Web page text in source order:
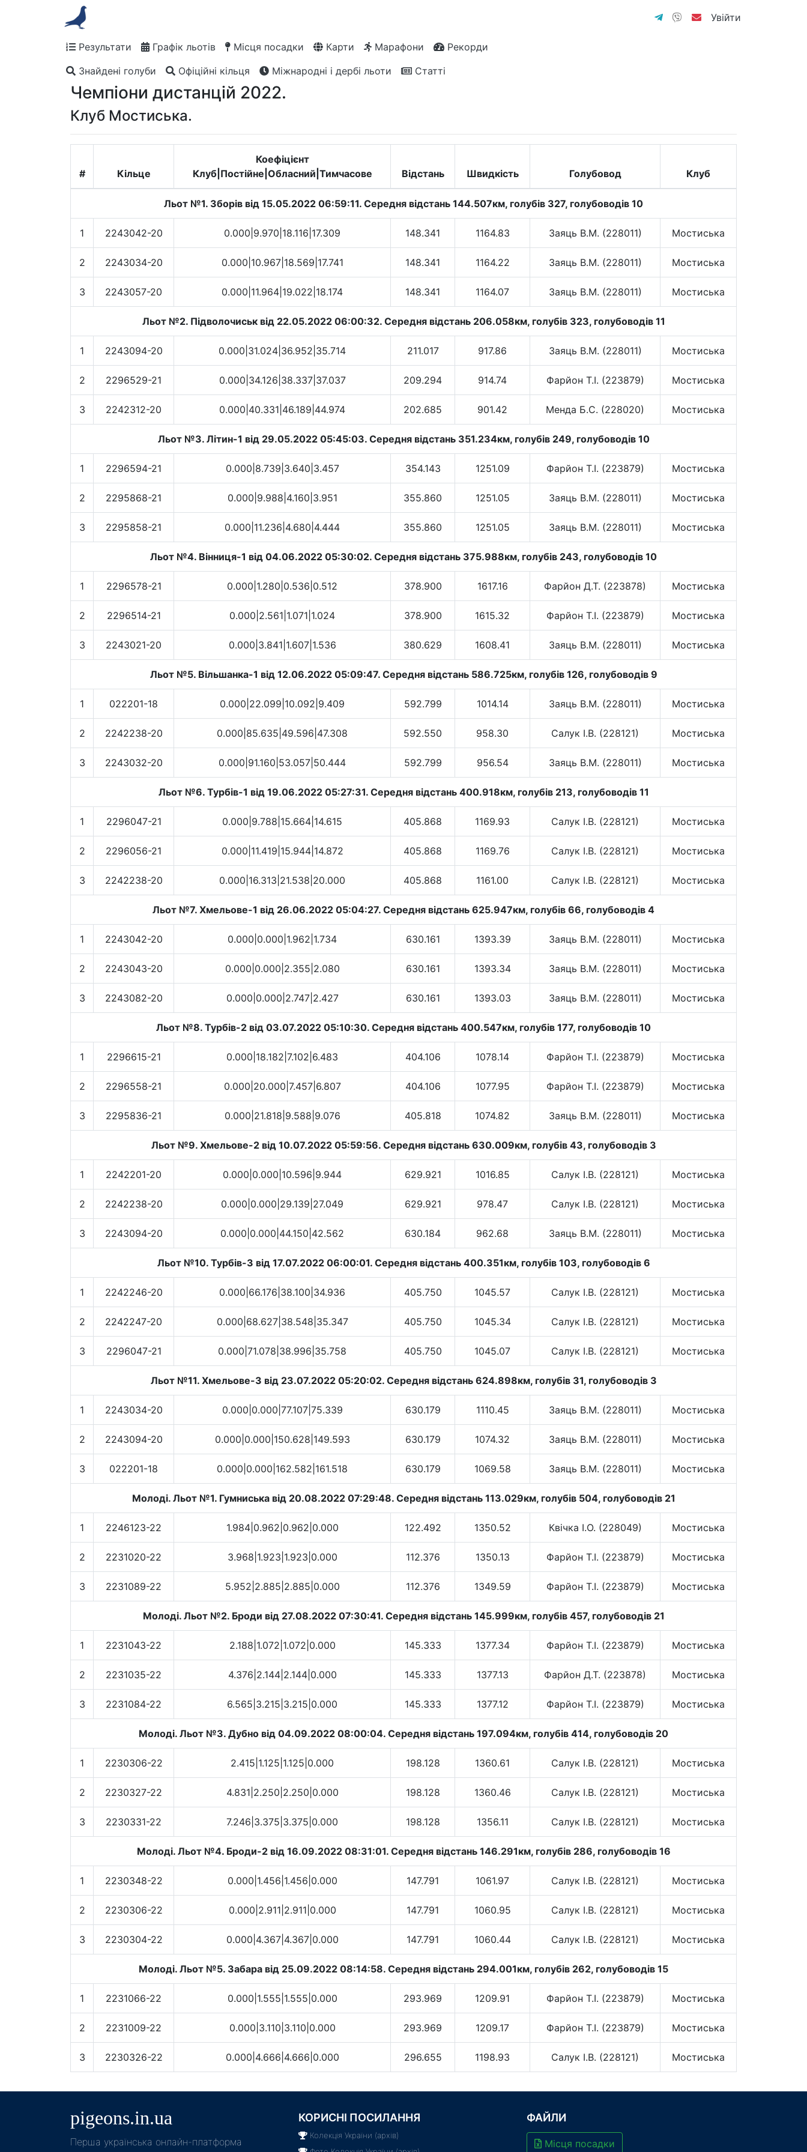
Увійти
Результати Графік льотів Місця посадки Карти Марафони
Рекорди
Знайдені голуби
Офіційні кільця Міжнародні і дербі льоти Статті
Чемпіони дистанцій 2022.
Клуб Мостиська.
# Кільце
Коефіцієнт
Клуб|Постійне|Обласний|Тимчасове
Відстань Швидкість Голубовод Клуб
Льот №1. Зборів від 15.05.2022 06:59:11. Cередня відстань 144.507км, голубів 327, голубоводів 10
1 2243042-20 0.000|9.970|18.116|17.309 148.341 1164.83 Заяць В.М. (228011) Мостиська
2 2243034-20 0.000|10.967|18.569|17.741 148.341 1164.22 Заяць В.М. (228011) Мостиська
3 2243057-20 0.000|11.964|19.022|18.174 148.341 1164.07 Заяць В.М. (228011) Мостиська
Льот №2. Підволочиськ від 22.05.2022 06:00:32. Cередня відстань 206.058км, голубів 323, голубоводів 11
1 2243094-20 0.000|31.024|36.952|35.714 211.017 917.86 Заяць В.М. (228011) Мостиська
2 2296529-21 0.000|34.126|38.337|37.037 209.294 914.74 Фарйон Т.І. (223879) Мостиська
3 2242312-20 0.000|40.331|46.189|44.974 202.685 901.42 Менда Б.С. (228020) Мостиська
Льот №3. Літин-1 від 29.05.2022 05:45:03. Cередня відстань 351.234км, голубів 249, голубоводів 10
1 2296594-21 0.000|8.739|3.640|3.457 354.143 1251.09 Фарйон Т.І. (223879) Мостиська
2 2295868-21 0.000|9.988|4.160|3.951 355.860 1251.05 Заяць В.М. (228011) Мостиська
3 2295858-21 0.000|11.236|4.680|4.444 355.860 1251.05 Заяць В.М. (228011) Мостиська
Льот №4. Вінниця-1 від 04.06.2022 05:30:02. Cередня відстань 375.988км, голубів 243, голубоводів 10
1 2296578-21 0.000|1.280|0.536|0.512 378.900 1617.16 Фарйон Д.Т. (223878) Мостиська
2 2296514-21 0.000|2.561|1.071|1.024 378.900 1615.32 Фарйон Т.І. (223879) Мостиська
3 2243021-20 0.000|3.841|1.607|1.536 380.629 1608.41 Заяць В.М. (228011) Мостиська
Льот №5. Вільшанка-1 від 12.06.2022 05:09:47. Cередня відстань 586.725км, голубів 126, голубоводів 9
1 022201-18 0.000|22.099|10.092|9.409 592.799 1014.14 Заяць В.М. (228011) Мостиська
2 2242238-20 0.000|85.635|49.596|47.308 592.550 958.30 Салук І.В. (228121) Мостиська
3 2243032-20 0.000|91.160|53.057|50.444 592.799 956.54 Заяць В.М. (228011) Мостиська
Льот №6. Турбів-1 від 19.06.2022 05:27:31. Cередня відстань 400.918км, голубів 213, голубоводів 11
1 2296047-21 0.000|9.788|15.664|14.615 405.868 1169.93 Салук І.В. (228121) Мостиська
2 2296056-21 0.000|11.419|15.944|14.872 405.868 1169.76 Салук І.В. (228121) Мостиська
3 2242238-20 0.000|16.313|21.538|20.000 405.868 1161.00 Салук І.В. (228121) Мостиська
Льот №7. Хмельове-1 від 26.06.2022 05:04:27. Cередня відстань 625.947км, голубів 66, голубоводів 4
1 2243042-20 0.000|0.000|1.962|1.734 630.161 1393.39 Заяць В.М. (228011) Мостиська
2 2243043-20 0.000|0.000|2.355|2.080 630.161 1393.34 Заяць В.М. (228011) Мостиська
3 2243082-20 0.000|0.000|2.747|2.427 630.161 1393.03 Заяць В.М. (228011) Мостиська
Льот №8. Турбів-2 від 03.07.2022 05:10:30. Cередня відстань 400.547км, голубів 177, голубоводів 10
1 2296615-21 0.000|18.182|7.102|6.483 404.106 1078.14 Фарйон Т.І. (223879) Мостиська
2 2296558-21 0.000|20.000|7.457|6.807 404.106 1077.95 Фарйон Т.І. (223879) Мостиська
3 2295836-21 0.000|21.818|9.588|9.076 405.818 1074.82 Заяць В.М. (228011) Мостиська
Льот №9. Хмельове-2 від 10.07.2022 05:59:56. Cередня відстань 630.009км, голубів 43, голубоводів 3
1 2242201-20 0.000|0.000|10.596|9.944 629.921 1016.85 Салук І.В. (228121) Мостиська
2 2242238-20 0.000|0.000|29.139|27.049 629.921 978.47 Салук І.В. (228121) Мостиська
3 2243094-20 0.000|0.000|44.150|42.562 630.184 962.68 Заяць В.М. (228011) Мостиська
Льот №10. Турбів-3 від 17.07.2022 06:00:01. Cередня відстань 400.351км, голубів 103, голубоводів 6
1 2242246-20 0.000|66.176|38.100|34.936 405.750 1045.57 Салук І.В. (228121) Мостиська
2 2242247-20 0.000|68.627|38.548|35.347 405.750 1045.34 Салук І.В. (228121) Мостиська
3 2296047-21 0.000|71.078|38.996|35.758 405.750 1045.07 Салук І.В. (228121) Мостиська
Льот №11. Хмельове-3 від 23.07.2022 05:20:02. Cередня відстань 624.898км, голубів 31, голубоводів 3
1 2243034-20 0.000|0.000|77.107|75.339 630.179 1110.45 Заяць В.М. (228011) Мостиська
2 2243094-20 0.000|0.000|150.628|149.593 630.179 1074.32 Заяць В.М. (228011) Мостиська
3 022201-18 0.000|0.000|162.582|161.518 630.179 1069.58 Заяць В.М. (228011) Мостиська
Молоді. Льот №1. Гумниська від 20.08.2022 07:29:48. Cередня відстань 113.029км, голубів 504, голубоводів 21
1 2246123-22 1.984|0.962|0.962|0.000 122.492 1350.52 Квічка І.О. (228049) Мостиська
2 2231020-22 3.968|1.923|1.923|0.000 112.376 1350.13 Фарйон Т.І. (223879) Мостиська
3 2231089-22 5.952|2.885|2.885|0.000 112.376 1349.59 Фарйон Т.І. (223879) Мостиська
Молоді. Льот №2. Броди від 27.08.2022 07:30:41. Cередня відстань 145.999км, голубів 457, голубоводів 21
1 2231043-22 2.188|1.072|1.072|0.000 145.333 1377.34 Фарйон Т.І. (223879) Мостиська
2 2231035-22 4.376|2.144|2.144|0.000 145.333 1377.13 Фарйон Д.Т. (223878) Мостиська
3 2231084-22 6.565|3.215|3.215|0.000 145.333 1377.12 Фарйон Т.І. (223879) Мостиська
Молоді. Льот №3. Дубно від 04.09.2022 08:00:04. Cередня відстань 197.094км, голубів 414, голубоводів 20
1 2230306-22 2.415|1.125|1.125|0.000 198.128 1360.61 Салук І.В. (228121) Мостиська
2 2230327-22 4.831|2.250|2.250|0.000 198.128 1360.46 Салук І.В. (228121) Мостиська
3 2230331-22 7.246|3.375|3.375|0.000 198.128 1356.11 Салук І.В. (228121) Мостиська
Молоді. Льот №4. Броди-2 від 16.09.2022 08:31:01. Cередня відстань 146.291км, голубів 286, голубоводів 16
1 2230348-22 0.000|1.456|1.456|0.000 147.791 1061.97 Салук І.В. (228121) Мостиська
2 2230306-22 0.000|2.911|2.911|0.000 147.791 1060.95 Салук І.В. (228121) Мостиська
3 2230304-22 0.000|4.367|4.367|0.000 147.791 1060.44 Салук І.В. (228121) Мостиська
Молоді. Льот №5. Забара від 25.09.2022 08:14:58. Cередня відстань 294.001км, голубів 262, голубоводів 15
1 2231066-22 0.000|1.555|1.555|0.000 293.969 1209.91 Фарйон Т.І. (223879) Мостиська
2 2231009-22 0.000|3.110|3.110|0.000 293.969 1209.17 Фарйон Т.І. (223879) Мостиська
3 2230326-22 0.000|4.666|4.666|0.000 296.655 1198.93 Салук І.В. (228121) Мостиська
pigeons.in.ua
Пeрша українська онлайн-платформа
КОРИСНІ ПОСИЛАННЯ
Колекція України (архів)
ФАЙЛИ
Місця посадки